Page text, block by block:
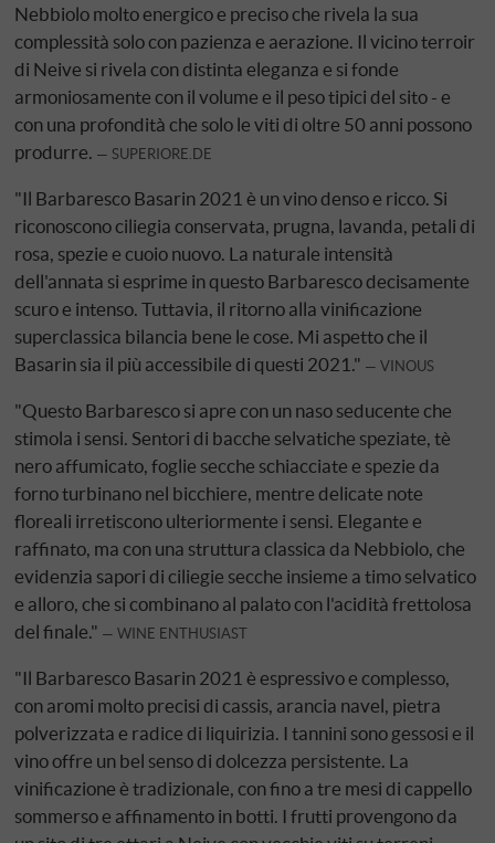
Nebbiolo molto energico e preciso che rivela la sua
complessità solo con pazienza e aerazione. Il vicino terroir
di Neive si rivela con distinta eleganza e si fonde
armoniosamente con il volume e il peso tipici del sito - e
con una profondità che solo le viti di oltre 50 anni possono
produrre.
SUPERIORE.DE
"Il Barbaresco Basarin 2021 è un vino denso e ricco. Si
riconoscono ciliegia conservata, prugna, lavanda, petali di
rosa, spezie e cuoio nuovo. La naturale intensità
dell'annata si esprime in questo Barbaresco decisamente
scuro e intenso. Tuttavia, il ritorno alla vinificazione
superclassica bilancia bene le cose. Mi aspetto che il
Basarin sia il più accessibile di questi 2021."
VINOUS
"Questo Barbaresco si apre con un naso seducente che
stimola i sensi. Sentori di bacche selvatiche speziate, tè
nero affumicato, foglie secche schiacciate e spezie da
forno turbinano nel bicchiere, mentre delicate note
floreali irretiscono ulteriormente i sensi. Elegante e
raffinato, ma con una struttura classica da Nebbiolo, che
evidenzia sapori di ciliegie secche insieme a timo selvatico
e alloro, che si combinano al palato con l'acidità frettolosa
del finale."
WINE ENTHUSIAST
"Il Barbaresco Basarin 2021 è espressivo e complesso,
con aromi molto precisi di cassis, arancia navel, pietra
polverizzata e radice di liquirizia. I tannini sono gessosi e il
vino offre un bel senso di dolcezza persistente. La
vinificazione è tradizionale, con fino a tre mesi di cappello
sommerso e affinamento in botti. I frutti provengono da